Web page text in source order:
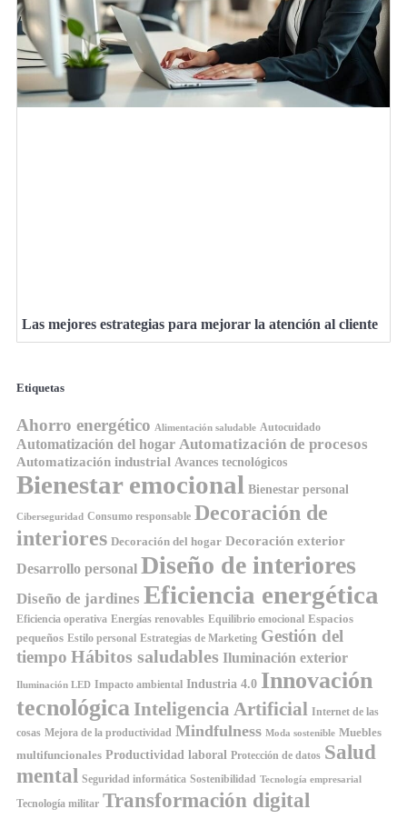
Las mejores estrategias para mejorar la atención al cliente
Etiquetas
Ahorro energético Alimentación saludable Autocuidado
Automatización del hogar Automatización de procesos
Automatización industrial Avances tecnológicos
Bienestar emocional Bienestar personal
Ciberseguridad Consumo responsable Decoración de
interiores Decoración del hogar Decoración exterior
Desarrollo personal Diseño de interiores
Diseño de jardines Eficiencia energética
Eficiencia operativa Energías renovables Equilibrio emocional Espacios
pequeños Estilo personal Estrategias de Marketing Gestión del
tiempo Hábitos saludables Iluminación exterior
Iluminación LED Impacto ambiental Industria 4.0 Innovación
tecnológica Inteligencia Artificial Internet de las
cosas Mejora de la productividad Mindfulness Moda sostenible Muebles
multifuncionales Productividad laboral Protección de datos Salud
mental Seguridad informática Sostenibilidad Tecnología empresarial
Tecnología militar Transformación digital